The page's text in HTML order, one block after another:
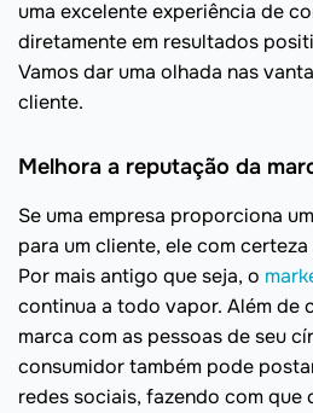
uma excelente experiência de
diretamente em resultados
Vamos dar uma olhada nas
cliente.
Melhora a reputação da
Se uma empresa proporciona
para um cliente, ele com
Por mais antigo que seja, o
continua a todo vapor. Além de
marca com as pessoas de seu
consumidor também pode
redes sociais, fazendo com que